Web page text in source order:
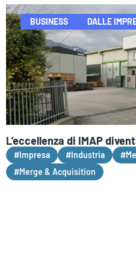
BUSINESS DALLE
L’eccellenza di IMAP
#Impresa #Industria
#Merge & Acquisition